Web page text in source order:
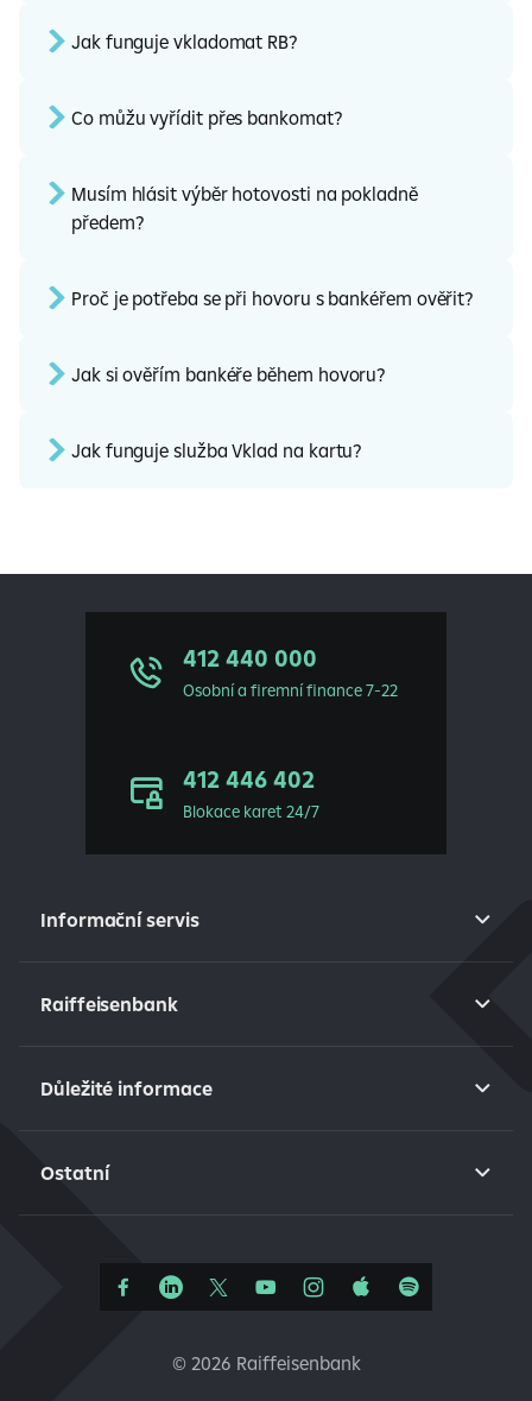
Jak funguje vkladomat RB?
Co můžu vyřídit přes bankomat?
Musím hlásit výběr hotovosti na pokladně
předem?
Proč je potřeba se při hovoru s bankéřem ověřit?
Jak si ověřím bankéře během hovoru?
Jak funguje služba Vklad na kartu?
412 440 000
Osobní a firemní finance 7-22
412 446 402
Blokace karet 24/7
Informační servis
Raiffeisenbank
Důležité informace
Ostatní
© 2026 Raiffeisenbank